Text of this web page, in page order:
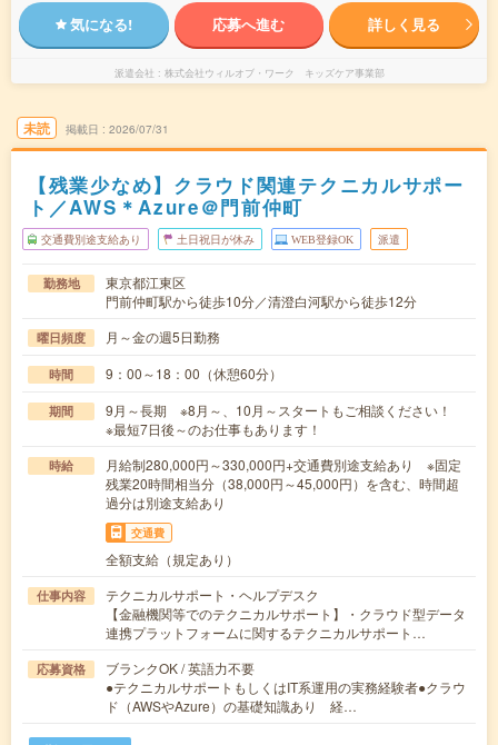
気になる! 応募へ進む 詳しく見る
派遣会社 株式会社ウィルオブ・ワーク キッズケア事業部
未読 掲載日 2026/07/31
【残業少なめ】クラウド関連テクニカルサポー
ト／AWS＊Azure＠門前仲町
交通費別途支給あり 土日祝日が休み WEB登録OK 派遣
勤務地
東京都江東区
門前仲町駅から徒歩10分／清澄白河駅から徒歩12分
曜日頻度 月～金の週5日勤務
時間 9：00～18：00（休憩60分）
期間
9月～長期 ※8月～、10月～スタートもご相談ください！
※最短7日後～のお仕事もあります！
時給
月給制280,000円～330,000円+交通費別途支給あり ※固定
残業20時間相当分（38,000円～45,000円）を含む、時間超
過分は別途支給あり
交通費
全額支給（規定あり）
仕事内容
テクニカルサポート・ヘルプデスク
【金融機関等でのテクニカルサポート】・クラウド型データ
連携プラットフォームに関するテクニカルサポート…
応募資格
ブランクOK / 英語力不要
●テクニカルサポートもしくはIT系運用の実務経験者●クラウ
ド（AWSやAzure）の基礎知識あり 経…